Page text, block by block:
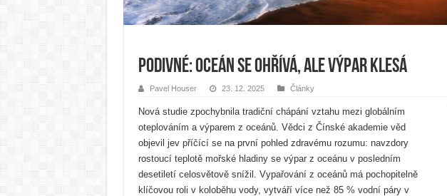
Podivné: oceán se ohřívá, ale výpar klesá
Pavel Houser 23. 12. 2025 Články
Nová studie zpochybnila tradiční chápání vztahu mezi globálním
oteplováním a výparem z oceánů. Vědci z Čínské akademie věd
objevil jev příčící se na první pohled zdravému rozumu: navzdory
rostoucí teplotě mořské hladiny se výpar z oceánu v posledním
desetiletí celosvětově snížil. Vypařování z oceánů má pochopitelně
klíčovou roli v koloběhu vody, vytváří více než 85 % vodní páry v